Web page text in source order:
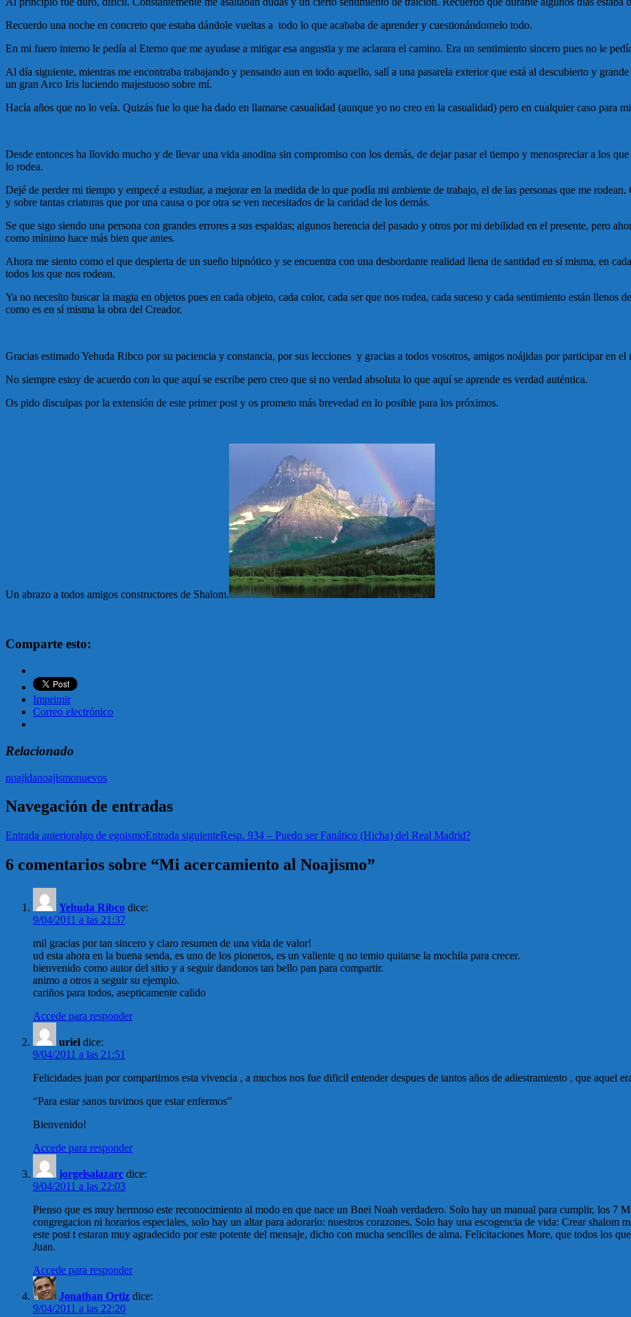
Recuerdo una noche en concreto que estaba dándole vueltas a todo lo que acababa de aprender y cuestionándomelo todo.
En mi fuero interno le pedía al Eterno que me ayudase a mitigar esa angustia y me aclarara el camino. Era un sentimiento sincero pues no le
Al día siguiente, mientras me encontraba trabajando y pensando aun en todo aquello, salí a una pasarela exterior que está al descubierto y
un gran Arco Iris luciendo majestuoso sobre mí.
Hacía años que no lo veía. Quizás fue lo que ha dado en llamarse casualidad (aunque yo no creo en la casualidad) pero en cualquier caso para
Desde entonces ha llovido mucho y de llevar una vida anodina sin compromiso con los demás, de dejar pasar el tiempo y menospreciar a los
lo rodea.
Dejé de perder mi tiempo y empecé a estudiar, a mejorar en la medida de lo que podía mi ambiente de trabajo, el de las personas que me
y sobre tantas criaturas que por una causa o por otra se ven necesitados de la caridad de los demás.
Se que sigo siendo una persona con grandes errores a sus espaldas; algunos herencia del pasado y otros por mi debilidad en el presente, pero
como mínimo hace más bien que antes.
Ahora me siento como el que despierta de un sueño hipnótico y se encuentra con una desbordante realidad llena de santidad en sí misma, en
todos los que nos rodean.
Ya no necesito buscar la magia en objetos pues en cada objeto, cada color, cada ser que nos rodea, cada suceso y cada sentimiento están
como es en sí misma la obra del Creador.
Gracias estimado Yehuda Ribco por su paciencia y constancia, por sus lecciones y gracias a todos vosotros, amigos noájidas por participar en
No siempre estoy de acuerdo con lo que aquí se escribe pero creo que si no verdad absoluta lo que aquí se aprende es verdad auténtica.
Os pido disculpas por la extensión de este primer post y os prometo más brevedad en lo posible para los próximos.
Un abrazo a todos amigos constructores de Shalom.
Comparte esto:
Imprimir
Correo electrónico
Relacionado
noajidanoajismonuevos
Navegación de entradas
Entrada anterioralgo de egoismoEntrada siguienteResp. 934 – Puedo ser Fanático (Hicha) del Real Madrid?
6 comentarios sobre “Mi acercamiento al Noajismo”
Yehuda Ribco dice:
9/04/2011 a las 21:37
mil gracias por tan sincero y claro resumen de una vida de valor!
ud esta ahora en la buena senda, es uno de los pioneros, es un valiente q no temio quitarse la mochila para crecer.
bienvenido como autor del sitio y a seguir dandonos tan bello pan para compartir.
animo a otros a seguir su ejemplo.
cariños para todos, asepticamente calido
Accede para responder
uriel dice:
9/04/2011 a las 21:51
Felicidades juan por compartirnos esta vivencia , a muchos nos fue dificil entender despues de tantos años de adiestramiento , que aquel
“Para estar sanos tuvimos que estar enfermos”
Bienvenido!
Accede para responder
jorgelsalazarc dice:
9/04/2011 a las 22:03
Pienso que es muy hermoso este reconocimiento al modo en que nace un Bnei Noah verdadero. Solo hay un manual para cumplir, los 7
congregacion ni horarios especiales, solo hay un altar para adorarlo: nuestros corazones. Solo hay una escogencia de vida: Crear shalom
este post t estaran muy agradecido por este potente del mensaje, dicho con mucha sencilles de alma. Felicitaciones More, que todos los
Juan.
Accede para responder
Jonathan Ortiz dice:
9/04/2011 a las 22:20